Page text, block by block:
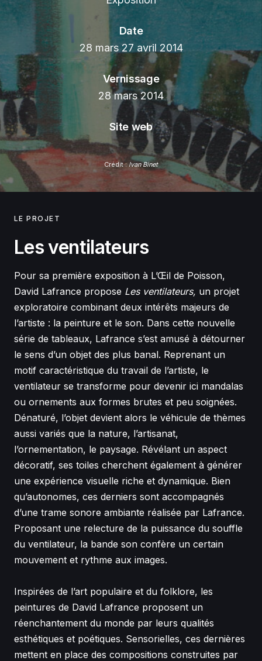
Date
28 mars 27 avril 2014
Vernissage
28 mars 2014
Site web
Crédit :Ivan Binet
LE PROJET
Les ventilateurs
Pour sa première exposition à L’Œil de Poisson,
David Lafrance propose Les ventilateurs, un projet
exploratoire combinant deux intérêts majeurs de
l’artiste : la peinture et le son. Dans cette nouvelle
série de tableaux, Lafrance s’est amusé à détourner
le sens d’un objet des plus banal. Reprenant un
motif caractéristique du travail de l’artiste, le
ventilateur se transforme pour devenir ici mandalas
ou ornements aux formes brutes et peu soignées.
Dénaturé, l’objet devient alors le véhicule de thèmes
aussi variés que la nature, l’artisanat,
l’ornementation, le paysage. Révélant un aspect
décoratif, ses toiles cherchent également à générer
une expérience visuelle riche et dynamique. Bien
qu’autonomes, ces derniers sont accompagnés
d’une trame sonore ambiante réalisée par Lafrance.
Proposant une relecture de la puissance du souffle
du ventilateur, la bande son confère un certain
mouvement et rythme aux images.
Inspirées de l’art populaire et du folklore, les
peintures de David Lafrance proposent un
réenchantement du monde par leurs qualités
esthétiques et poétiques. Sensorielles, ces dernières
mettent en place des compositions construites par